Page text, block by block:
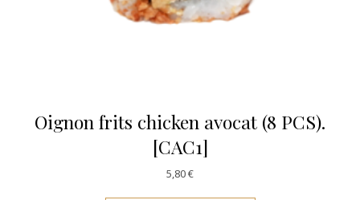
Oignon frits chicken avocat (8 PCS).
[CAC1]
5,80€